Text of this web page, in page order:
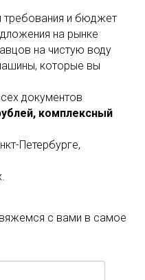
и бюджет
на рынке
на чистую воду
которые вы
документов
комплексный
Петербурге,
с вами в самое